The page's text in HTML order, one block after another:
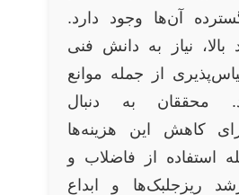
آن‌ها وجود دارد.
بالا، نیاز به دانش فنی
از جمله موانع
محققان به دنبال
کاهش این هزینه‌ها
استفاده از فاضلاب و
ریزجلبک‌ها و ابداع